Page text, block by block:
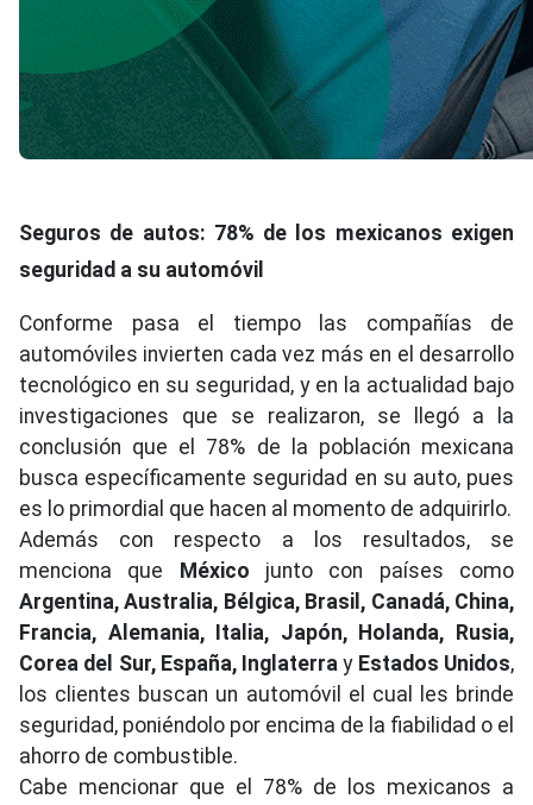
Seguros de autos: 78% de los mexicanos exigen
seguridad a su automóvil
Conforme pasa el tiempo las compañías de
automóviles invierten cada vez más en el desarrollo
tecnológico en su seguridad, y en la actualidad bajo
investigaciones que se realizaron, se llegó a la
conclusión que el 78% de la población mexicana
busca específicamente seguridad en su auto, pues
es lo primordial que hacen al momento de adquirirlo.
Además con respecto a los resultados, se
menciona que
México junto con países como
Argentina, Australia, Bélgica, Brasil, Canadá, China,
Francia, Alemania, Italia, Japón, Holanda, Rusia,
Corea del Sur, España, Inglaterray Estados Unidos,
los clientes buscan un automóvil el cual les brinde
seguridad, poniéndolo por encima de la fiabilidad o el
ahorro de combustible.
Cabe mencionar que el 78% de los mexicanos a